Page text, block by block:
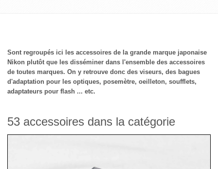
Sont regroupés ici les accessoires de la grande marque japonaise
Nikon plutôt que les disséminer dans l'ensemble des accessoires
de toutes marques. On y retrouve donc des viseurs, des bagues
d'adaptation pour les optiques, posemètre, oeilleton, soufflets,
adaptateurs pour flash ... etc.
53 accessoires dans la catégorie